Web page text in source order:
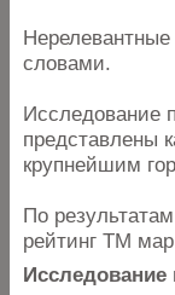
словами.
Исследование
представлены
крупнейшим
По
рейтинг ТМ
Исследование